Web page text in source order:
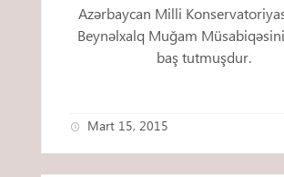
Azərbaycan Milli
Beynəlxalq Muğam
baş tutmuşdur.
Mart 15, 2015